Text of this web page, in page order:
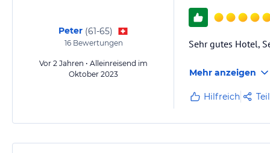
Peter (61-65)
16Bewertungen
Vor 2 Jahren • Alleinreisend im
Oktober 2023
Sehr gutes Hotel,
Mehr anzeigen
Hilfreich